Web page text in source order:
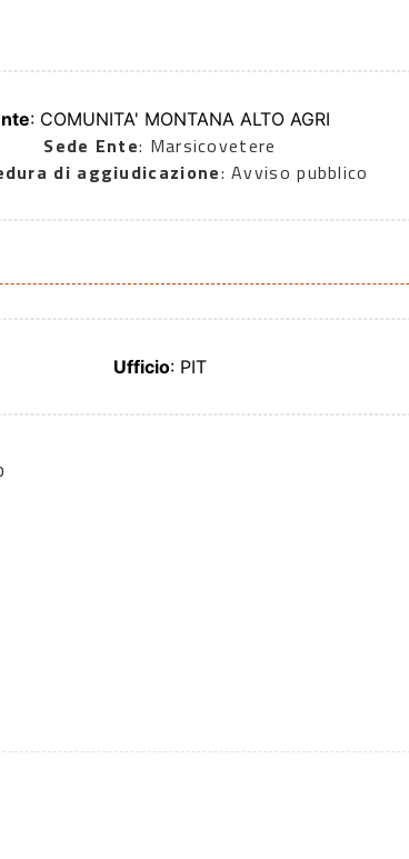
: COMUNITA' MONTANA ALTO AGRI
Sede Ente: Marsicovetere
di aggiudicazione: Avviso pubblico
Ufficio: PIT